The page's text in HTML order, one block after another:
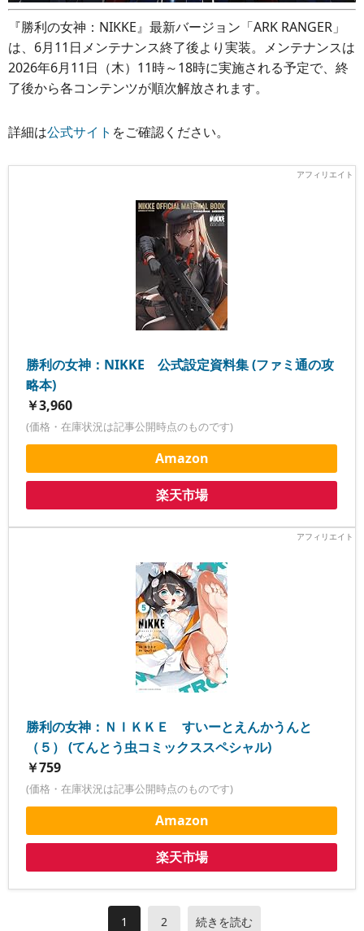
『勝利の女神：NIKKE』最新バージョン「ARK RANGER」
は、6月11日メンテナンス終了後より実装。メンテナンスは
2026年6月11日（木）11時～18時に実施される予定で、終
了後から各コンテンツが順次解放されます。
詳細は公式サイト をご確認ください。
勝利の女神：NIKKE 公式設定資料集 (ファミ通の攻
略本)
￥3,960
(価格・在庫状況は記事公開時点のものです)
Amazon
楽天市場
勝利の女神：ＮＩＫＫＥ すいーとえんかうんと
（５） (てんとう虫コミックススペシャル)
￥759
(価格・在庫状況は記事公開時点のものです)
Amazon
楽天市場
1 2 続きを読む